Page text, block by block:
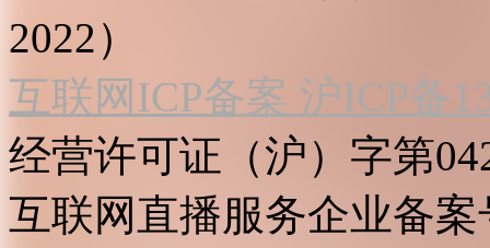
2022）
互联网ICP备案 沪ICP备
经营许可证（沪）字第
互联网直播服务企业备案